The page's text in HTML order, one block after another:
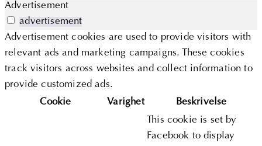
Advertisement
advertisement
Advertisement cookies are used to provide visitors with
relevant ads and marketing campaigns. These cookies
track visitors across websites and collect information to
provide customized ads.
Cookie
Varighet Beskrivelse
This cookie is set by
Facebook to display